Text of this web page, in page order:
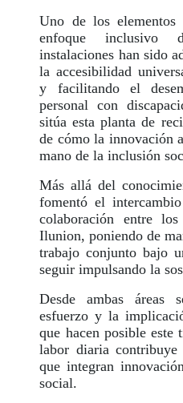
Uno de los elementos
enfoque
instalaciones han sido
la accesibilidad
y facilitando el
personal con
sitúa esta planta de
de cómo la innovación
mano de la inclusión
Más allá del
fomentó el
colaboración entre
Ilunion, poniendo de
trabajo conjunto bajo
seguir impulsando la
Desde ambas áreas
esfuerzo y la
que hacen posible
labor diaria contribuye
que integran
social.